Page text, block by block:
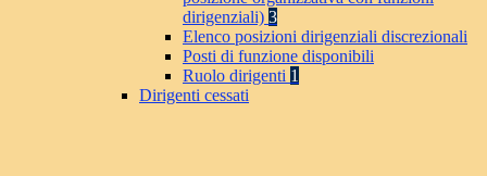
dirigenziali) 3
Elenco posizioni dirigenziali discrezionali
Posti di funzione disponibili
Ruolo dirigenti 1
Dirigenti cessati